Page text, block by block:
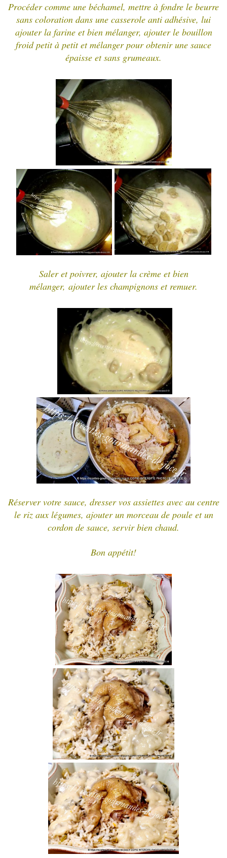
Procéder comme une béchamel, mettre à fondre le beurre
sans coloration dans une casserole anti adhésive, lui
ajouter la farine et bien mélanger, ajouter le bouillon
froid petit à petit et mélanger pour obtenir une sauce
épaisse et sans grumeaux.
Saler et poivrer, ajouter la crème et bien
mélanger, ajouter les champignons et remuer.
Réserver votre sauce, dresser vos assiettes avec au centre
le riz aux légumes, ajouter un morceau de poule et un
cordon de sauce, servir bien chaud.
Bon appétit!